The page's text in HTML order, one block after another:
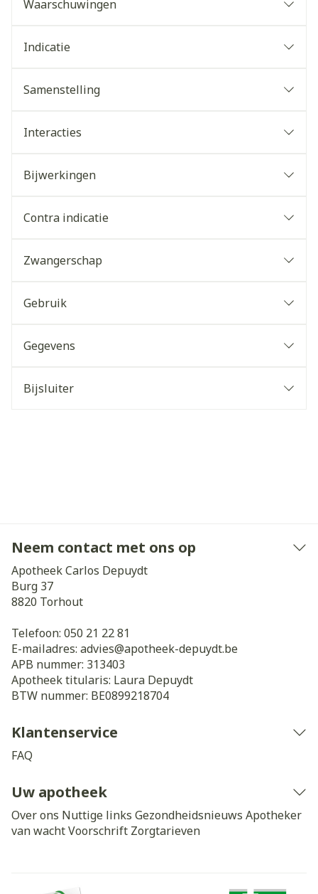
Waarschuwingen
Indicatie
Samenstelling
Interacties
Bijwerkingen
Contra indicatie
Zwangerschap
Gebruik
Gegevens
Bijsluiter
Neem contact met ons op
Apotheek Carlos Depuydt
Burg 37
8820 Torhout
Telefoon: 050 21 22 81
E-mailadres: advies@apotheek-depuydt.be
APB nummer: 313403
Apotheek titularis: Laura Depuydt
BTW nummer: BE0899218704
Klantenservice
FAQ
Uw apotheek
Over ons Nuttige links Gezondheidsnieuws Apotheker
van wachtVoorschrift Zorgtarieven